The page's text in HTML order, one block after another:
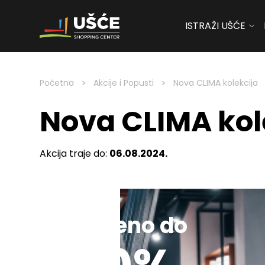
Skip to content
ISTRAŽI UŠĆE
Početna > Akcije i Popusti > Nova CLIMA kolekcija
Nova CLIMA
Akcija traje do: 06.08.2024.
Sniženo do